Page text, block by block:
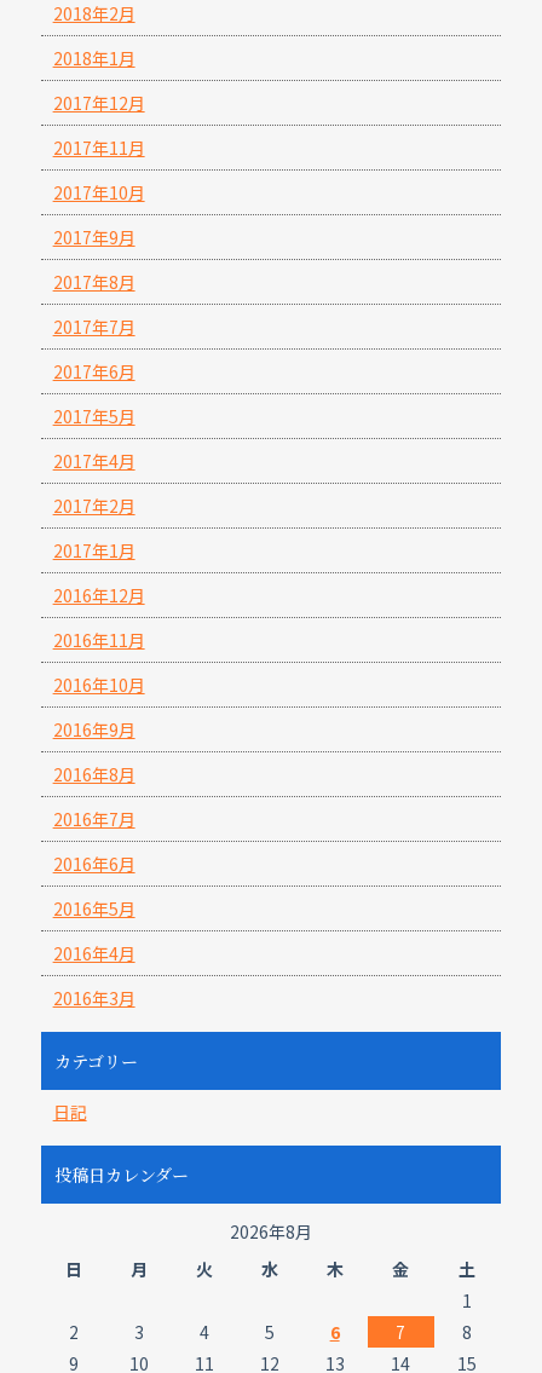
2018年2月
2018年1月
2017年12月
2017年11月
2017年10月
2017年9月
2017年8月
2017年7月
2017年6月
2017年5月
2017年4月
2017年2月
2017年1月
2016年12月
2016年11月
2016年10月
2016年9月
2016年8月
2016年7月
2016年6月
2016年5月
2016年4月
2016年3月
カテゴリー
日記
投稿日カレンダー
2026年8月
日
月 火 水 木 金
土
1
2
3 4 5 6 7
8
9
10 11 12 13 14 15